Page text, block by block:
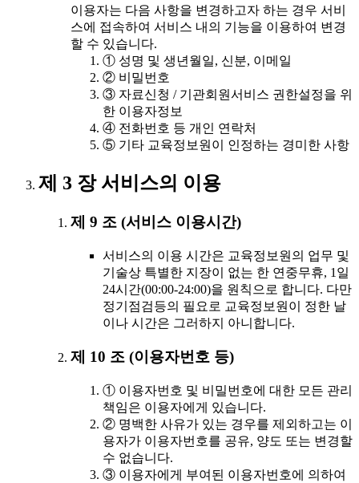
이용자는 다음 사항을 변경하고자 하는 경우 서비
스에 접속하여 서비스 내의 기능을 이용하여 변경
할 수 있습니다.
① 성명 및 생년월일, 신분, 이메일
② 비밀번호
③ 자료신청 / 기관회원서비스 권한설정을 위
한 이용자정보
④ 전화번호 등 개인 연락처
⑤ 기타 교육정보원이 인정하는 경미한 사항
제 3 장 서비스의 이용
제 9 조 (서비스 이용시간)
서비스의 이용 시간은 교육정보원의 업무 및
기술상 특별한 지장이 없는 한 연중무휴, 1일
24시간(00:00-24:00)을 원칙으로 합니다. 다만
정기점검등의 필요로 교육정보원이 정한 날
이나 시간은 그러하지 아니합니다.
제 10 조 (이용자번호 등)
① 이용자번호 및 비밀번호에 대한 모든 관리
책임은 이용자에게 있습니다.
② 명백한 사유가 있는 경우를 제외하고는 이
용자가 이용자번호를 공유, 양도 또는 변경할
수 없습니다.
③ 이용자에게 부여된 이용자번호에 의하여